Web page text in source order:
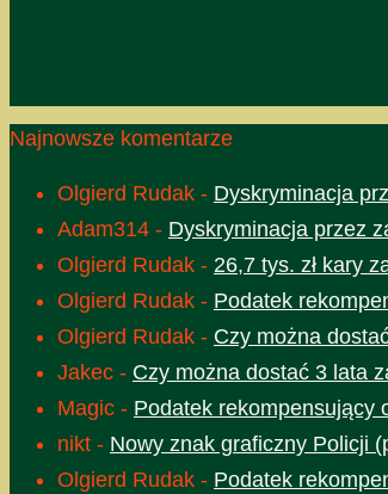
Najnowsze komentarze
Olgierd Rudak - Dyskryminacja
Adam314 - Dyskryminacja przez
Olgierd Rudak - 26,7 tys. zł kary
Olgierd Rudak - Podatek
Olgierd Rudak - Czy można
Jakec - Czy można dostać 3 lata
Magic - Podatek rekompensujący
nikt - Nowy znak graficzny Policji
Olgierd Rudak - Podatek